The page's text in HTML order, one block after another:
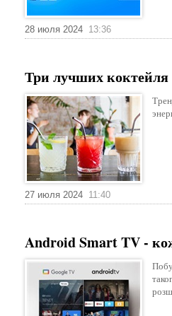
28 июля 2024 13:36
Три лучших коктейля
27 июля 2024 11:40
Android Smart TV -